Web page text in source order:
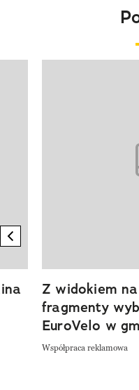
previous element
Z widokiem
fragmenty
EuroVelo w
Współpraca reklamowa